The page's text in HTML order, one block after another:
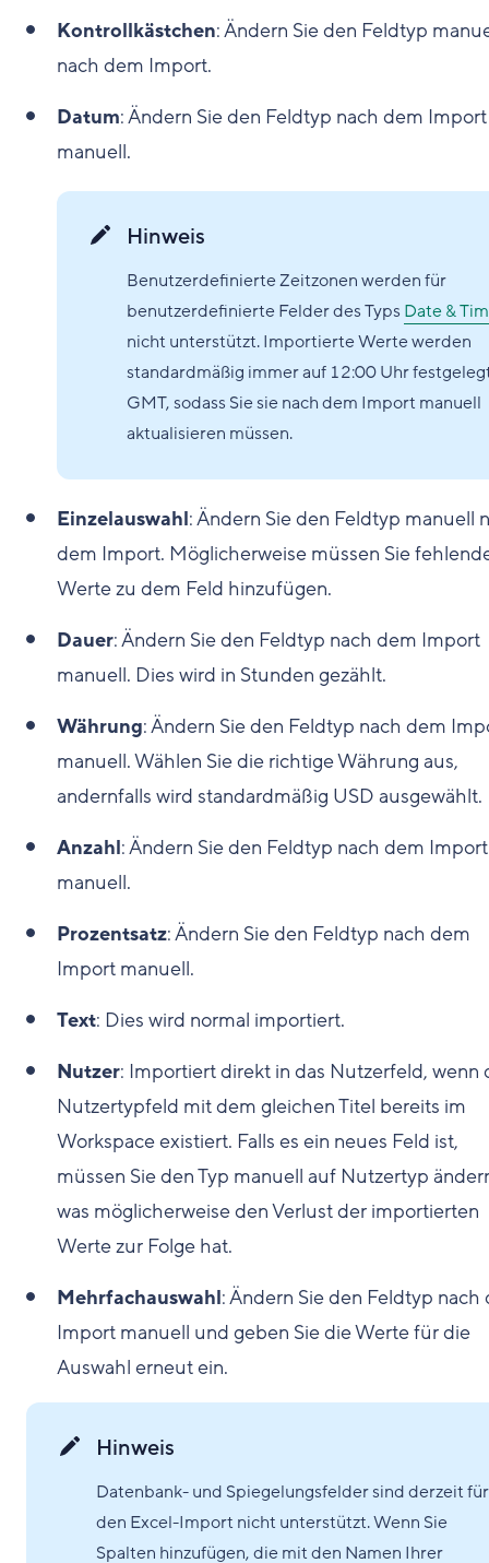
Kontrollkästchen: Ändern Sie den Feldtyp
nach dem Import.
Datum: Ändern Sie den Feldtyp nach dem Import
manuell.
Hinweis
Benutzerdefinierte Zeitzonen werden für
benutzerdefinierte Felder des Typs Date &
nicht unterstützt. Importierte Werte werden
standardmäßig immer auf 12:00 Uhr
GMT, sodass Sie sie nach dem Import manuell
aktualisieren müssen.
Einzelauswahl: Ändern Sie den Feldtyp manuell
dem Import. Möglicherweise müssen Sie
Werte zu dem Feld hinzufügen.
Dauer: Ändern Sie den Feldtyp nach dem Import
manuell. Dies wird in Stunden gezählt.
Währung: Ändern Sie den Feldtyp nach dem
manuell. Wählen Sie die richtige Währung aus,
andernfalls wird standardmäßig USD ausgewählt.
Anzahl: Ändern Sie den Feldtyp nach dem Import
manuell.
Prozentsatz: Ändern Sie den Feldtyp nach dem
Import manuell.
Text: Dies wird normal importiert.
Nutzer: Importiert direkt in das Nutzerfeld, wenn
Nutzertypfeld mit dem gleichen Titel bereits im
Workspace existiert. Falls es ein neues Feld ist,
müssen Sie den Typ manuell auf Nutzertyp
was möglicherweise den Verlust der importierten
Werte zur Folge hat.
Mehrfachauswahl: Ändern Sie den Feldtyp nach
Import manuell und geben Sie die Werte für die
Auswahl erneut ein.
Hinweis
Datenbank- und Spiegelungsfelder sind derzeit für
den Excel-Import nicht unterstützt. Wenn Sie
Spalten hinzufügen, die mit den Namen Ihrer